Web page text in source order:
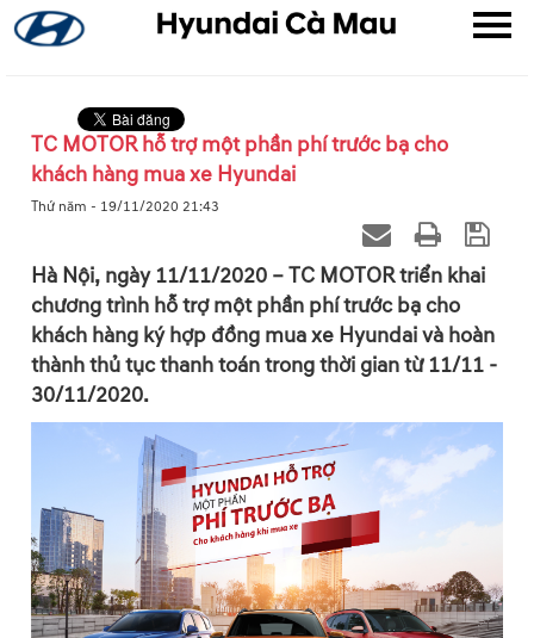
TC MOTOR hỗ trợ một phần phí trước bạ cho
khách hàng mua xe Hyundai
Thứ năm - 19/11/2020 21:43
Hà Nội, ngày 11/11/2020 – TC MOTOR triển khai
chương trình hỗ trợ một phần phí trước bạ cho
khách hàng ký hợp đồng mua xe Hyundai và hoàn
thành thủ tục thanh toán trong thời gian từ 11/11 -
30/11/2020.